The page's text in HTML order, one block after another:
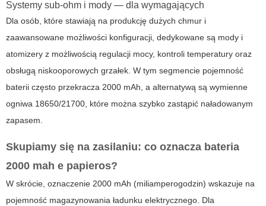
Systemy sub-ohm i mody — dla wymagających
Dla osób, które stawiają na produkcję dużych chmur i
zaawansowane możliwości konfiguracji, dedykowane są mody i
atomizery z możliwością regulacji mocy, kontroli temperatury oraz
obsługą niskooporowych grzałek. W tym segmencie pojemność
baterii często przekracza 2000 mAh, a alternatywą są wymienne
ogniwa 18650/21700, które można szybko zastąpić naładowanym
zapasem.
Skupiamy się na zasilaniu: co oznacza bateria
2000 mah e papieros?
W skrócie, oznaczenie 2000 mAh (miliamperogodzin) wskazuje na
pojemność magazynowania ładunku elektrycznego. Dla